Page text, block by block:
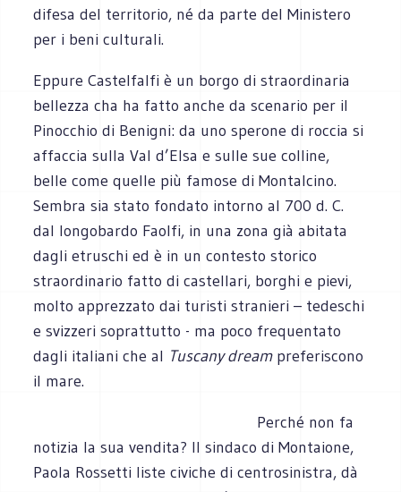
difesa del territorio, né da parte del Ministero
per i beni culturali.
Eppure Castelfalfi è un borgo di straordinaria
bellezza cha ha fatto anche da scenario per il
Pinocchio di Benigni: da uno sperone di roccia si
affaccia sulla Val d’Elsa e sulle sue colline,
belle come quelle più famose di Montalcino.
Sembra sia stato fondato intorno al 700 d. C.
dal longobardo Faolfi, in una zona già abitata
dagli etruschi ed è in un contesto storico
straordinario fatto di castellari, borghi e pievi,
molto apprezzato dai turisti stranieri – tedeschi
e svizzeri soprattutto - ma poco frequentato
dagli italiani che al Tuscany dreampreferiscono
il mare.
Perché non fa
notizia la sua vendita? Il sindaco di Montaione,
Paola Rossetti liste civiche di centrosinistra, dà